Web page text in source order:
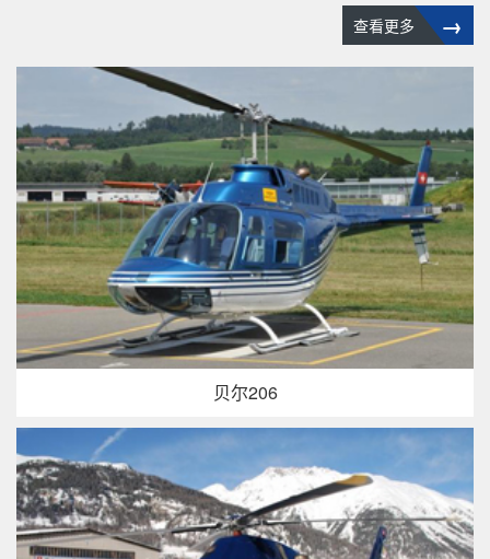
→
查看更多
贝尔206